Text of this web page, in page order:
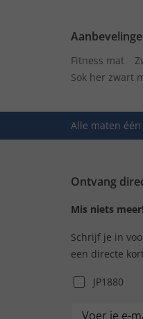
Fitness mat
Sok her zwart
Alle maten
Ontvang
Mis niets meer!
Schrijf je in
een directe
JP1880